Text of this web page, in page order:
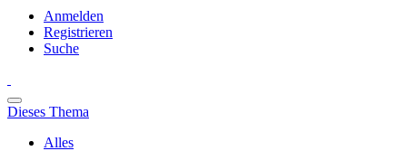
Anmelden
Registrieren
Suche
Dieses Thema
Alles